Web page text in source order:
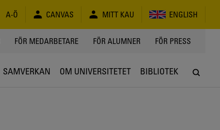
A-Ö CANVAS MITT KAU ENGLISH
FÖR MEDARBETARE FÖR ALUMNER FÖR PRESS
SAMVERKAN OM UNIVERSITETET BIBLIOTEK